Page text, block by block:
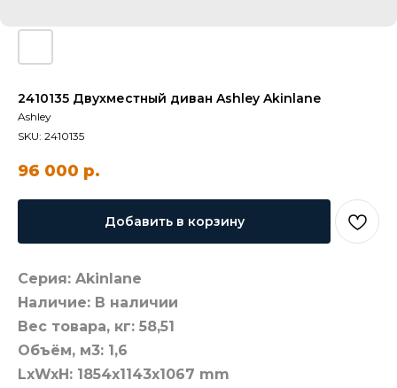
2410135 Двухместный диван Ashley Akinlane
Ashley
SKU: 2410135
96 000 р.
Добавить в корзину
Серия: Akinlane
Наличие: В наличии
Вес товара, кг: 58,51
Объём, м3: 1,6
LxWxH: 1854x1143x1067 mm